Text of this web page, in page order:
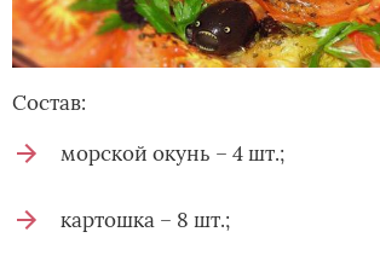
Состав:
морской окунь – 4 шт.;
картошка – 8 шт.;